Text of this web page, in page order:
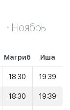
Ноябрь
Магриб Иша
18:30 19:39
18:30 19:39